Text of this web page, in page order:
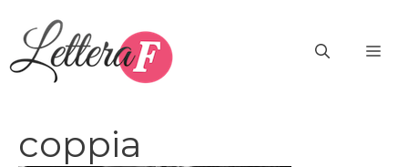
contenuto
coppia